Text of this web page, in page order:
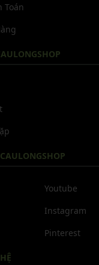
Toán
Youtube
Instagram
Pinterest